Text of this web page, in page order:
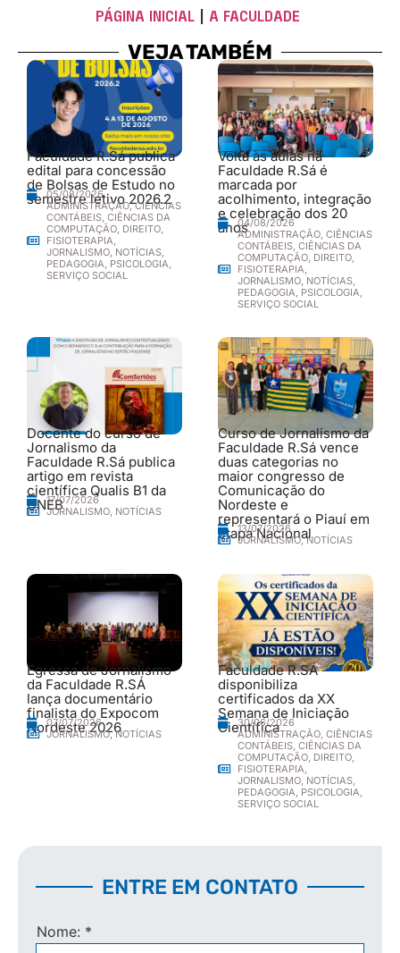
PÁGINA INICIAL A FACULDADE
VEJA TAMBÉM
Faculdade R.Sá publica
edital para concessão
de Bolsas de Estudo no
semestre letivo 2026.2
05/08/2026
ADMINISTRAÇÃO,CIÊNCIAS
CONTÁBEIS, CIÊNCIAS DA
COMPUTAÇÃO, DIREITO,
FISIOTERAPIA,
JORNALISMO, NOTÍCIAS,
PEDAGOGIA, PSICOLOGIA,
SERVIÇO SOCIAL
Volta às aulas na
Faculdade R.Sá é
marcada por
acolhimento, integração
e celebração dos 20
anos04/08/2026
ADMINISTRAÇÃO, CIÊNCIAS
CONTÁBEIS, CIÊNCIAS DA
COMPUTAÇÃO, DIREITO,
FISIOTERAPIA,
JORNALISMO, NOTÍCIAS,
PEDAGOGIA, PSICOLOGIA,
SERVIÇO SOCIAL
Docente do curso de
Jornalismo da
Faculdade R.Sá publica
artigo em revista
científica Qualis B1 da
UNEB17/07/2026
JORNALISMO, NOTÍCIAS
Curso de Jornalismo da
Faculdade R.Sá vence
duas categorias no
maior congresso de
Comunicação do
Nordeste e
representará o Piauí em
etapa Nacional
13/07/2026
JORNALISMO,NOTÍCIAS
Egressa de Jornalismo
da Faculdade R.SÁ
lança documentário
finalista do Expocom
Nordeste 2026
07/07/2026
JORNALISMO,NOTÍCIAS
Faculdade R.SÁ
disponibiliza
certificados da XX
Semana de Iniciação
Científica
30/06/2026
ADMINISTRAÇÃO CIÊNCIAS
CONTÁBEIS CIÊNCIAS DA
COMPUTAÇÃO DIREITO
FISIOTERAPIA
JORNALISMO NOTÍCIAS
PEDAGOGIA PSICOLOGIA
SERVIÇO SOCIAL
ENTRE EM CONTATO
Nome: *